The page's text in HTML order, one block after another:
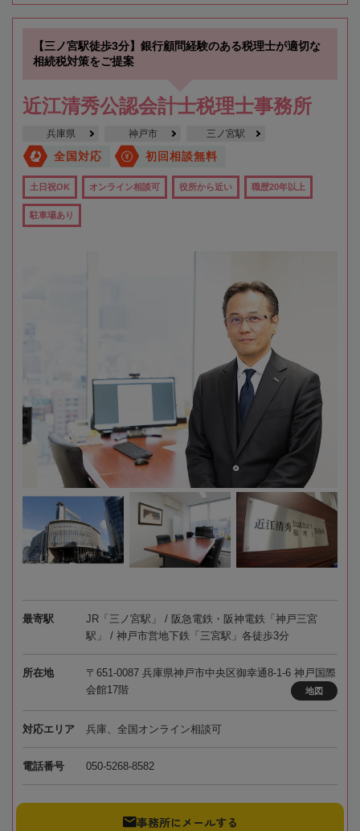
【三ノ宮駅徒歩3分】銀行顧問経験のある税理士が適切な
相続税対策をご提案
近江清秀公認会計士税理士事務所
兵庫県 神戸市 三ノ宮駅
全国対応 初回相談無料
土日祝OK オンライン相談可 役所から近い 職歴20年以上
駐車場あり
最寄駅
JR「三ノ宮駅」 / 阪急電鉄・阪神電鉄「神戸三宮
駅」 / 神戸市営地下鉄「三宮駅」各徒歩3分
所在地
〒651-0087 兵庫県神戸市中央区御幸通8-1-6 神戸国際
会館17階
地図
対応エリア 兵庫、全国オンライン相談可
電話番号 050-5268-8582
事務所にメールする